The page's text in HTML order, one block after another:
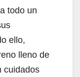
todo un
ello,
lleno de
cuidados